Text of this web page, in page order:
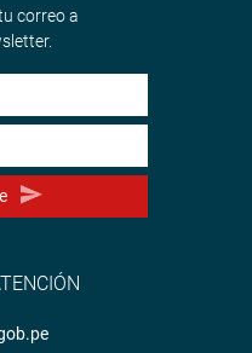
correo a